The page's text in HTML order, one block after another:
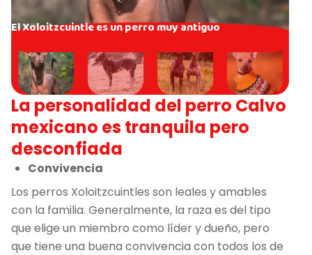
El Xoloitzcuintle es un perro muy antiguo
La personalidad del perro Calvo
mexicano es tranquila pero
desconfiada
Convivencia
Los perros Xoloitzcuintles son leales y amables
con la familia. Generalmente, la raza es del tipo
que elige un miembro como líder y dueño, pero
que tiene una buena convivencia con todos los de